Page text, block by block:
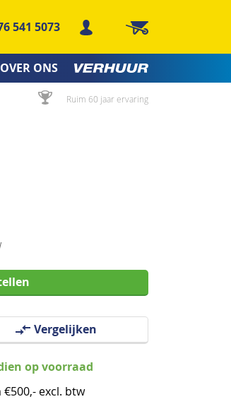
541 5073 Winkelwagen
OVER ONS
Ruim 60 jaar ervaring
Vergelijken
op voorraad
excl. btw